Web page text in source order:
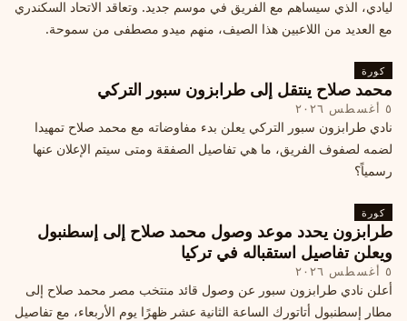
ليادي، الذي سيساهم مع الفريق في موسم جديد. وتعاقد الاتحاد السكندري
مع العديد من اللاعبين هذا الصيف، منهم ميدو مصطفى من سموحة.
كورة
محمد صلاح ينتقل إلى طرابزون سبور التركي
٥ أغسطس ٢٠٢٦
نادي طرابزون سبور التركي يعلن بدء مفاوضاته مع محمد صلاح تمهيدا
لضمه لصفوف الفريق، ما هي تفاصيل الصفقة ومتى سيتم الإعلان عنها
رسمياً؟
كورة
طرابزون يحدد موعد وصول محمد صلاح إلى إسطنبول
ويعلن تفاصيل استقباله في تركيا
٥ أغسطس ٢٠٢٦
أعلن نادي طرابزون سبور عن وصول قائد منتخب مصر محمد صلاح إلى
مطار إسطنبول أتاتورك الساعة الثانية عشر ظهرًا يوم الأربعاء، مع تفاصيل